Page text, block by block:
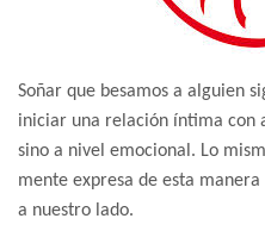
Soñar que besamos a alguien
iniciar una relación íntima con
sino a nivel emocional. Lo
mente expresa de esta
a nuestro lado.